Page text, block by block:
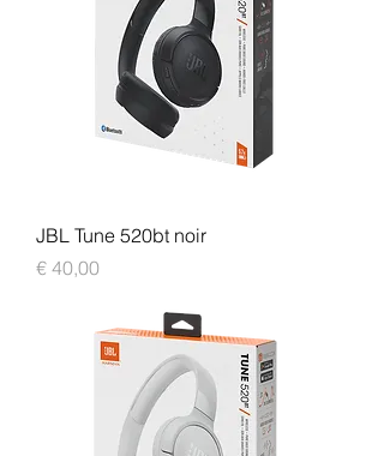
JBL Tune 520bt noir
Prijs
€ 40,00